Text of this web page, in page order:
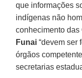
que informações
indígenas não
conhecimento das
Funai “devem ser
órgãos
secretarias